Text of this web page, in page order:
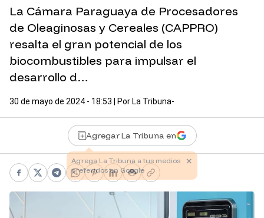
La Cámara Paraguaya de Procesadores
de Oleaginosas y Cereales (CAPPRO)
resalta el gran potencial de los
biocombustibles para impulsar el
desarrollo d…
30 de mayo de 2024 - 18:53 | Por La Tribuna-
Agregar La Tribuna en
Facebook
X Telegram
WhatsApp
Pinterest
LinkedIn
PrintCopy link